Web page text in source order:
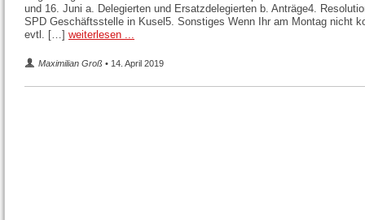
und 16. Juni a. Delegierten und Ersatzdelegierten b. Anträge4.
SPD Geschäftsstelle in Kusel5. Sonstiges Wenn Ihr am Montag nicht
evtl. […] weiterlesen ...
Maximilian Groß • 14. April 2019